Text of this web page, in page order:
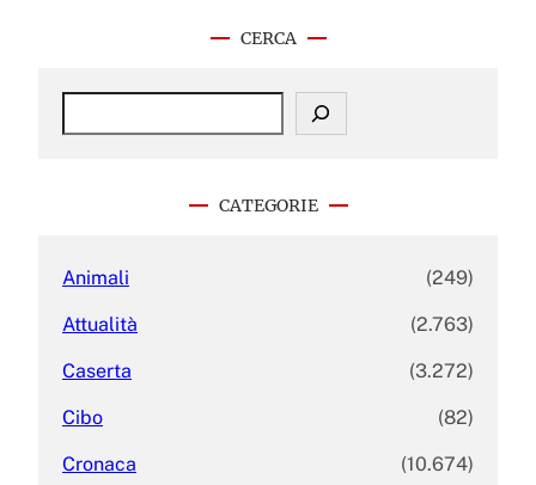
CERCA
S
CATEGORIE
Animali (249)
Attualità (2.763)
Caserta (3.272)
Cibo (82)
Cronaca (10.674)